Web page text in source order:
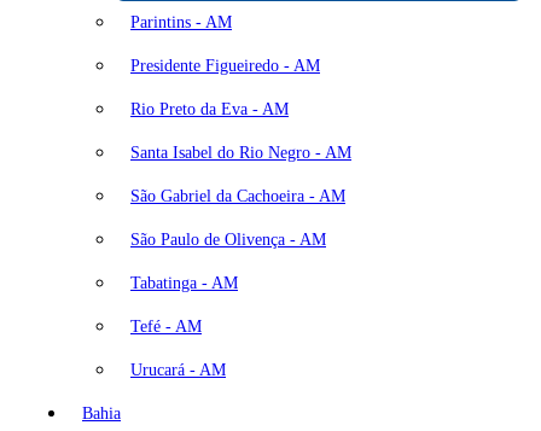
Parintins - AM
Presidente Figueiredo - AM
Rio Preto da Eva - AM
Santa Isabel do Rio Negro - AM
São Gabriel da Cachoeira - AM
São Paulo de Olivença - AM
Tabatinga - AM
Tefé - AM
Urucará - AM
Bahia